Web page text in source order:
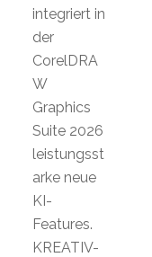
integriert in
der
CorelDRA
W
Graphics
Suite 2026
leistungsst
arke neue
KI-
Features.
KREATIV-